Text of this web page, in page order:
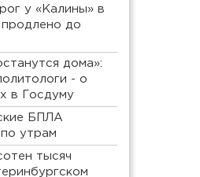
у «Калины» в
продлено до
дома»:
- о
в Госдуму
БПЛА
утрам
тысяч